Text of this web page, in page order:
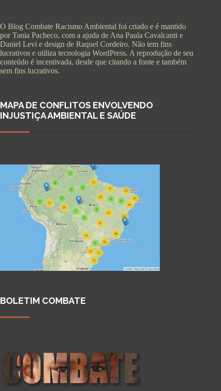
O Blog Combate Racismo Ambiental foi criado e é mantido
por Tania Pacheco, com a ajuda de Ana Paula Cavalcanti e
Daniel Levi e design de Raquel Cordeiro. Não tem fins
lucrativos e utiliza tecnologia WordPress. A reprodução de seu
conteúdo é incentivada, desde que citando a fonte e também
sem fins lucrativos.
MAPA DE CONFLITOS ENVOLVENDO
INJUSTIÇA AMBIENTAL E SAÚDE
BOLETIM COMBATE